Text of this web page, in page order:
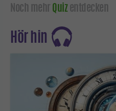
Noch mehr Quizentdecken
Hör hin